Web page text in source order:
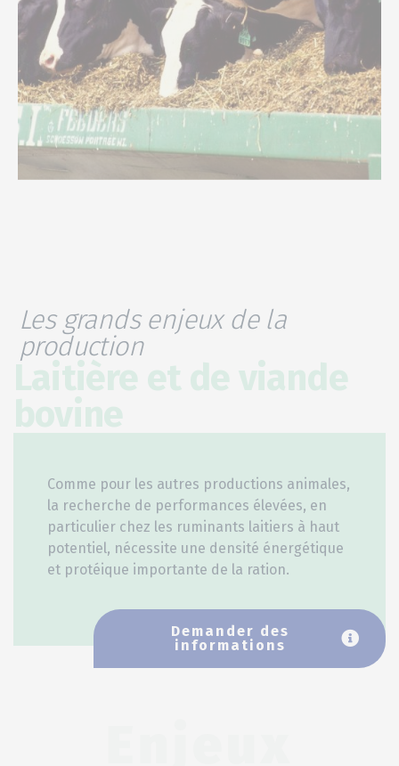
Les grands enjeux de la
production
Laitière et de viande
bovine
Comme pour les autres productions animales,
la recherche de performances élevées, en
particulier chez les ruminants laitiers à haut
potentiel, nécessite une densité énergétique
et protéique importante de la ration.
Demander des
informations